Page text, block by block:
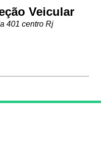
Veicular
401 centro Rj